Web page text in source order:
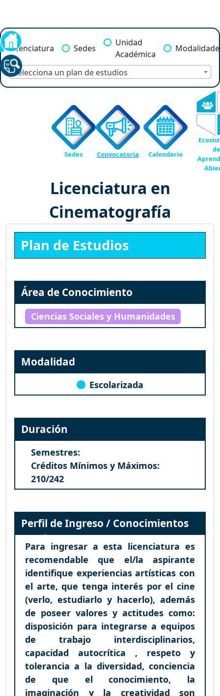
Licenciatura Sedes
Unidad
Académica
Selecciona un plan de estudios
Sedes Convocatoria Calendario
de
Licenciatura en
Cinematografía
Plan de Estudios
Área de Conocimiento
Ciencias Sociales y Humanidades
Modalidad
Escolarizada
Duración
Semestres:
Créditos Mínimos y Máximos:
210/242
Perfil de Ingreso / Conocimientos
Previos
Para ingresar a esta licenciatura es
recomendable que el/la aspirante
identifique experiencias artísticas con
el arte, que tenga interés por el cine
(verlo, estudiarlo y hacerlo), además
de poseer valores y actitudes como:
disposición para integrarse a equipos
de trabajo interdisciplinarios,
capacidad autocrítica , respeto y
tolerancia a la diversidad, conciencia
de que el conocimiento, la
imaginación y la creatividad son